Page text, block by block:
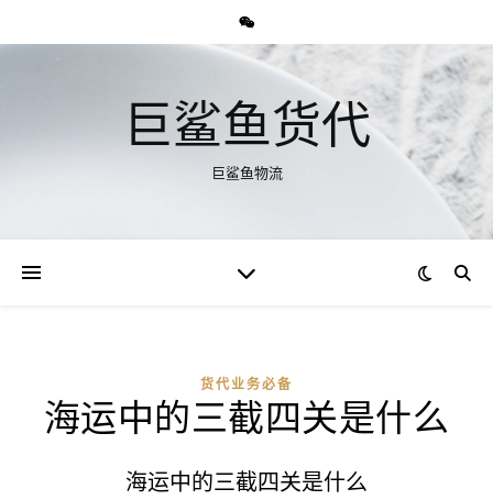
巨鲨鱼货代
巨鲨鱼物流
货代业务必备
海运中的三截四关是什么
海运中的三截四关是什么